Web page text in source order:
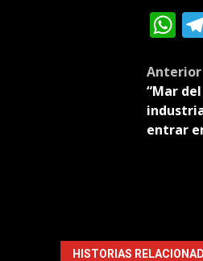
Post
Anterior
“Mar
entrar
HISTORIAS